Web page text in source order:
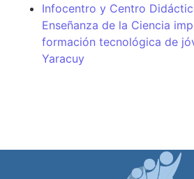
Infocentro y Centro
Enseñanza de la Ciencia
formación tecnológica de
Yaracuy